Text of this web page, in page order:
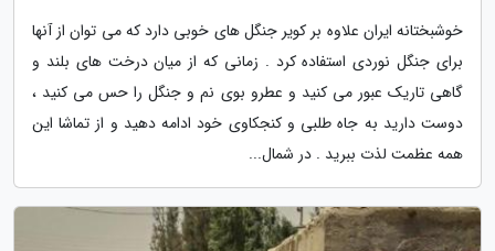
خوشبختانه ایران علاوه بر کویر جنگل های خوبی دارد که می توان از آنها
برای جنگل نوردی استفاده کرد . زمانی که از میان درخت های بلند و
گاهی تاریک عبور می کنید و عطرو بوی نم و جنگل را حس می کنید ،
دوست دارید به جاه طلبی و کنجکاوی خود ادامه دهید و از تماشا این
همه عظمت لذت ببرید . در شمال...